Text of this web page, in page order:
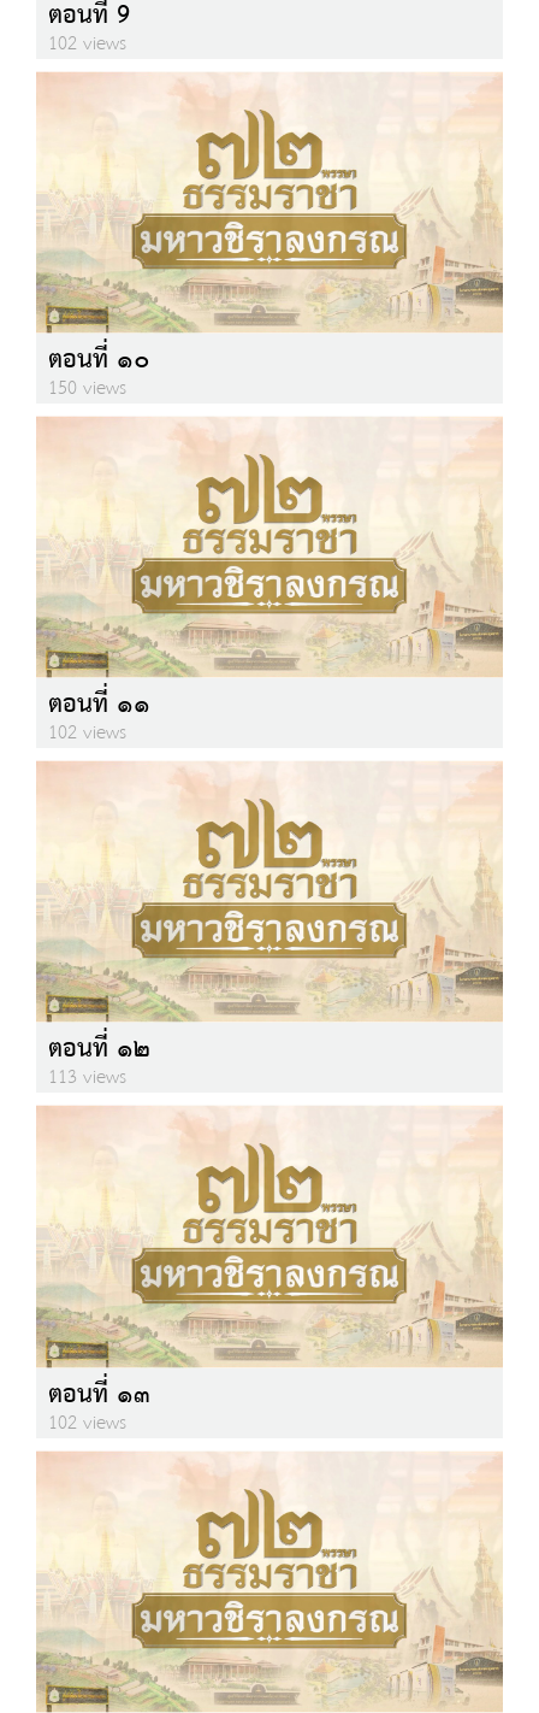
ตอนที่ 9
102 views
ตอนที่ ๑๐
150 views
ตอนที่ ๑๑
102 views
ตอนที่ ๑๒
113 views
ตอนที่ ๑๓
102 views